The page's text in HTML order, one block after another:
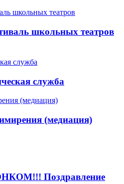
школьных театров
служба
(медиация)
Поздравление